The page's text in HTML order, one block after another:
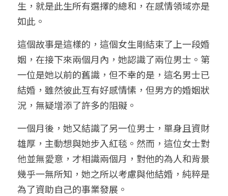
五行計算初階班
團隊訓練營
輕鬆學會科學八字推理
FB粉絲頁
繁體中文
0938617837
五行八字線上班
生，就是此生所有選擇的總和，在感情領域亦是
如此。
這個故事是這樣的，這個女生剛結束了上一段婚
姻，在接下來兩個月內，她認識了兩位男士。第
一位是她以前的舊識，但不幸的是，這名男士已
結婚，雖然彼此互有好感情愫，但男方的婚姻狀
況，無疑增添了許多的阻礙。
一個月後，她又結識了另一位男士，單身且資財
雄厚，主動想與她步入紅毯。然而，這位女士對
他並無愛意，才相識兩個月，對他的為人和背景
幾乎一無所知，她之所以考慮與他結婚，純粹是
為了資助自己的事業發展。